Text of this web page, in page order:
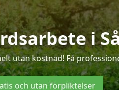
i
utan kostnad! Få
och utan förpliktelser